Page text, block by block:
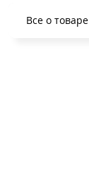
Все о товаре